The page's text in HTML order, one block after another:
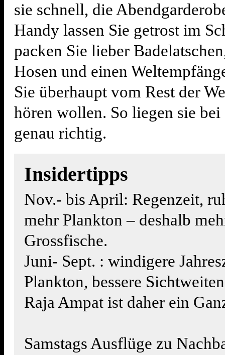
sie schnell, die
Handy lassen Sie getrost im
packen Sie lieber
Hosen und einen
Sie überhaupt vom Rest der
hören wollen. So liegen sie
genau richtig.
Insidertipps
Nov.- bis April: Regenzeit,
mehr Plankton – deshalb
Grossfische.
Juni- Sept. : windigere
Plankton, bessere Sichtweiten
Raja Ampat ist daher ein
Samstags Ausflüge zu